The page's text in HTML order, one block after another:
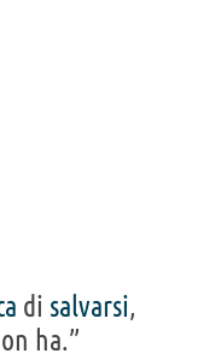
di salvarsi,
ha.”